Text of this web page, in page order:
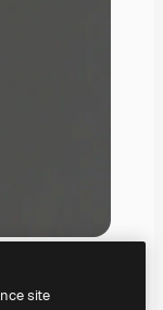
site